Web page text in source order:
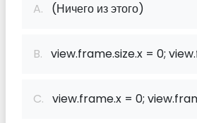
A. (Ничего из этого)
B. view.frame.size.x = 0;
C. view.frame.x = 0;